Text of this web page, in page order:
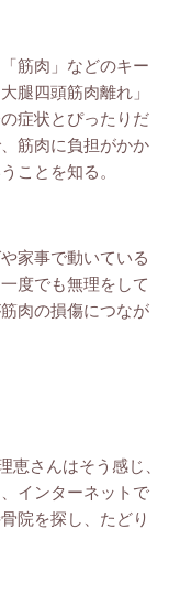
筋肉」などのキー
腿四頭筋肉離れ」
症状とぴったりだ
筋肉に負担がかか
ことを知る。
家事で動いている
度でも無理をして
肉の損傷につなが
恵さんはそう感じ、
インターネットで
院を探し、たどり